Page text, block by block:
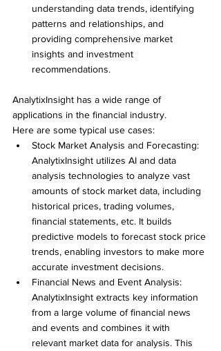
understanding data trends, identifying
patterns and relationships, and
providing comprehensive market
insights and investment
recommendations.
AnalytixInsight has a wide range of
applications in the financial industry.
Here are some typical use cases:
Stock Market Analysis and Forecasting:
AnalytixInsight utilizes AI and data
analysis technologies to analyze vast
amounts of stock market data, including
historical prices, trading volumes,
financial statements, etc. It builds
predictive models to forecast stock price
trends, enabling investors to make more
accurate investment decisions.
Financial News and Event Analysis:
AnalytixInsight extracts key information
from a large volume of financial news
and events and combines it with
relevant market data for analysis. This